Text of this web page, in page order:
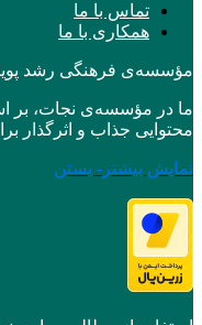
تماس با ما
همکاری با ما
مؤسسه‌ی فرهنگی رشد
ما در مؤسسه‌ی نجات، بر
محتوایی جذاب و اثرگذار
نمایش بیشتر - بستن